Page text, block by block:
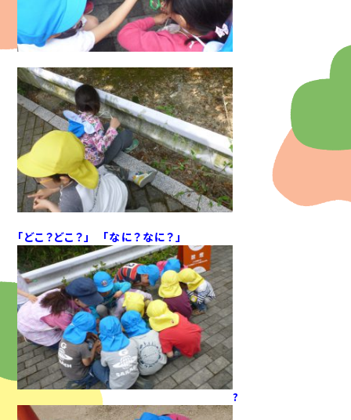
「どこ？どこ？」 「なに？なに？」
?